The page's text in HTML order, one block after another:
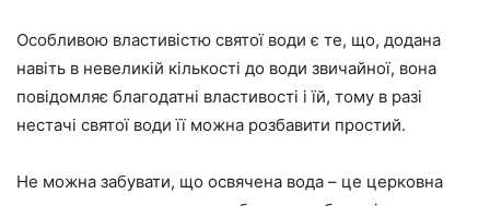
Особливою властивістю святої води є те, що, додана
навіть в невеликій кількості до води звичайної, вона
повідомляє благодатні властивості і їй, тому в разі
нестачі святої води її можна розбавити простий.
Не можна забувати, що освячена вода – це церковна